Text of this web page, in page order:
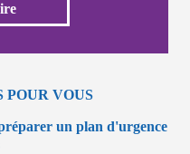
POUR VOUS
un plan d'urgence